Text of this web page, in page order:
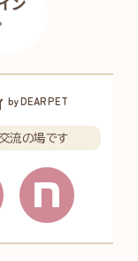
byDEARPET
流の場です